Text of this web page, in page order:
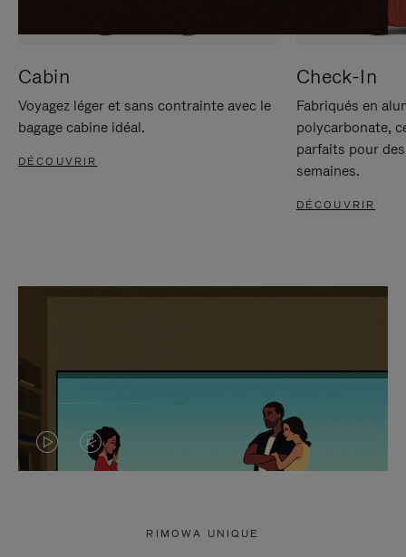
Cabin
Voyagez léger et sans contrainte avec le
bagage cabine idéal.
DÉCOUVRIR
Check-In
Fabriqués en
polycarbonate,
parfaits pour
semaines.
DÉCOUVRIR
LA LE
RIMOWA UNIQUE